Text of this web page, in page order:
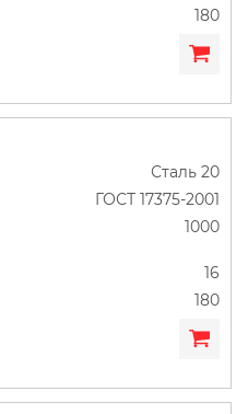
180
Сталь 20
ГОСТ 17375-2001
1000
16
180